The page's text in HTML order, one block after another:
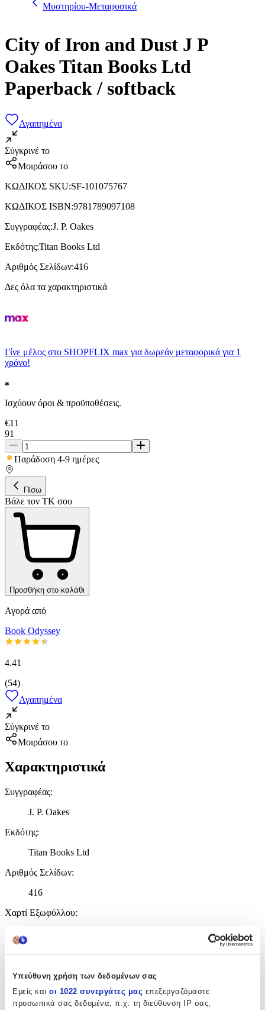
Υπεύθυνη χρήση των δεδομένων σας
Εμείς και οι 1022 συνεργάτες μας επεξεργαζόμαστε
προσωπικά σας δεδομένα, π.χ. τη διεύθυνση IP σας,
Μυστηρίου-Μεταφυσικά
City of Iron and Dust J P
Oakes Titan Books Ltd
Paperback / softback
Αγαπημένα
Σύγκρινέ το
Μοιράσου το
ΚΩΔΙΚΟΣ SKU:SF-101075767
ΚΩΔΙΚΟΣ ISBN:9781789097108
Συγγραφέας:J. P. Oakes
Εκδότης:Titan Books Ltd
Αριθμός Σελίδων:416
Δες όλα τα χαρακτηριστικά
Γίνε μέλος στο SHOPFLIX max για δωρεάν μεταφορικά για 1
χρόνο!
Ισχύουν όροι & προϋποθέσεις.
€11
91
Παράδοση 4-9 ημέρες
Πίσω
Βάλε τον ΤΚ σου
Προσθήκη στο καλάθι
Αγορά από
Book Odyssey
4.41
(54)
Αγαπημένα
Σύγκρινέ το
Μοιράσου το
Χαρακτηριστικά
Συγγραφέας:
J. P. Oakes
Εκδότης:
Titan Books Ltd
Αριθμός Σελίδων:
416
Χαρτί Εξωφύλλου:
Γλώσσα:
Αγγλικά
ISBN: